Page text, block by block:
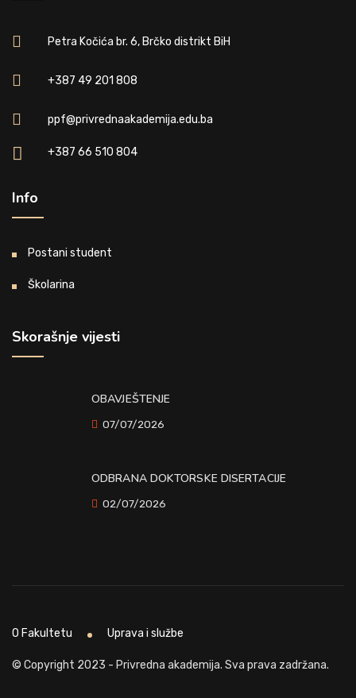
Petra Kočića br. 6, Brčko distrikt BiH
+387 49 201 808
ppf@privrednaakademija.edu.ba
+387 66 510 804
Info
Postani student
Školarina
Skorašnje vijesti
OBAVJEŠTENJE
07/07/2026
ODBRANA DOKTORSKE DISERTACIJE
02/07/2026
© Copyright 2023 - Privredna akademija. Sva prava zadržana.
O Fakultetu Uprava i službe